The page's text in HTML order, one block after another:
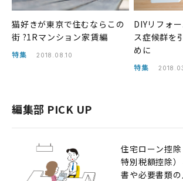
猫好きが東京で住むならこの
街 ?1Rマンション家賃編
特集 2018.08.10
DIYリフォ
ス症候群を
めに
特集
編集部 PICK UP
住宅ローン控
特別税額控除
書や必要書類